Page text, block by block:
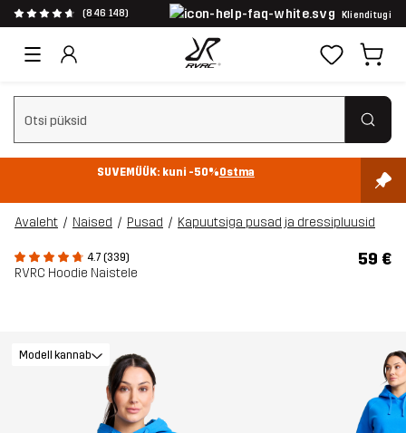
(846 148) Klienditugi
Tühjenda otsing
SUVEMÜÜK: kuni -50%Ostma
Avaleht Naised Pusad Kapuutsiga pusad ja dressipluusid
4.7 (339)
RVRC Hoodie Naistele
59 €
Modell kannab